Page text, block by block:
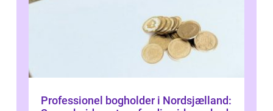
Professionel bogholder i Nordsjælland: